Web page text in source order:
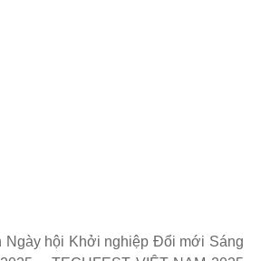
Ngày hội Khởi nghiệp Đổi mới Sáng